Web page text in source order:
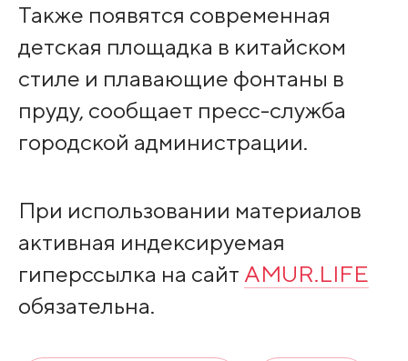
Также появятся современная
детская площадка в китайском
стиле и плавающие фонтаны в
пруду, сообщает пресс-служба
городской администрации.
При использовании материалов
активная индексируемая
гиперссылка на сайт AMUR.LIFE
обязательна.